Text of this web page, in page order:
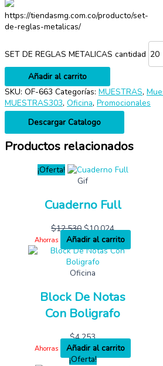
https://tiendasmg.com.co/producto/set-
de-reglas-metalicas/
SET DE REGLAS METALICAS cantidad
Añadir al carrito
SKU: OF-663 Categorías: MUESTRAS,
MUESTRAS303, Oficina, Promocionales
Descargar Catalogo
Productos relacionados
¡Oferta!
Gif
Cuaderno Full
$12,530 $10,024
Ahorras Añadir al carrito
Oficina
Block De Notas
Con Boligrafo
$4,253
Ahorras
Añadir al carrito
¡Oferta!